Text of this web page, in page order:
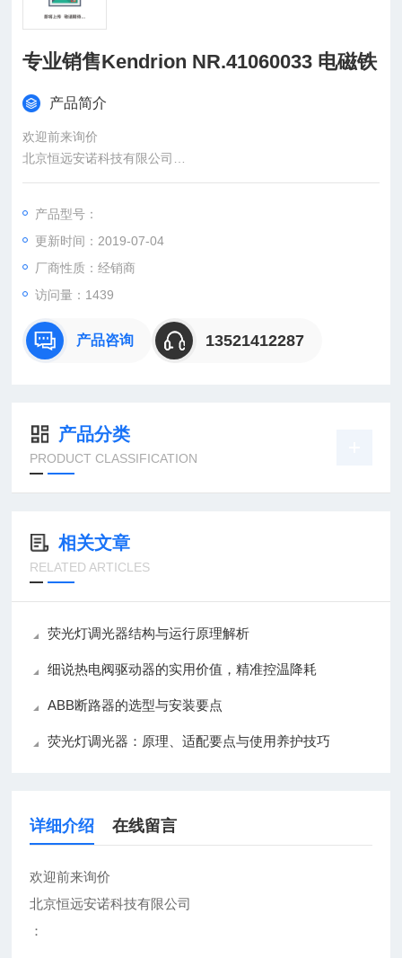
专业销售Kendrion NR.41060033 电磁铁
产品简介
欢迎前来询价
北京恒远安诺科技有限公司
：
：曹
：
直销德国欧洲机电工控设备配件
国及欧洲生产的各类工控机电设备、仪器仪表、零配件，保证*。
公司总部
产品型号：
更新时间：2019-07-04
厂商性质：经销商
访问量：1439
产品咨询 13521412287
产品分类
PRODUCT CLASSIFICATION
相关文章
RELATED ARTICLES
荧光灯调光器结构与运行原理解析
细说热电阀驱动器的实用价值，精准控温降耗
ABB断路器的选型与安装要点
荧光灯调光器：原理、适配要点与使用养护技巧
详细介绍 在线留言
欢迎前来询价
北京恒远安诺科技有限公司
：